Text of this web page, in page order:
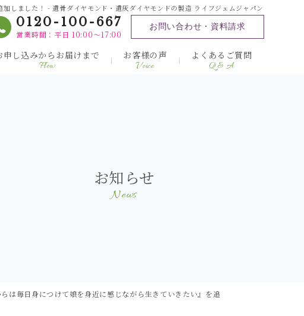
しました！ - 遺骨ダイヤモンド・遺灰ダイヤモンドの製造 ライフジェムジャパン
0120-100-667
営業時間：平日 10:00～17:00
お問い合わせ・資料請求
申し込みからお届けまで
Flow
お客様の声
Voice
よくあるご質問
Q & A
お知らせ
News
は毎日身につけて娘を身近に感じながら生きていきたい』を追